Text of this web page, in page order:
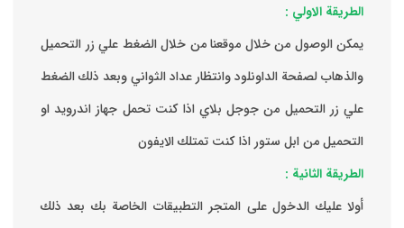
الطريقة الاولي :
يمكن الوصول من خلال موقعنا من خلال الضغط علي زر التحميل
والذهاب لصفحة الداونلود وانتظار عداد الثواني وبعد ذلك الضغط
علي زر التحميل من جوجل بلاي اذا كنت تحمل جهاز اندرويد او
التحميل من ابل ستور اذا كنت تمتلك الايفون
الطريقة الثانية :
‏أولا عليك الدخول على المتجر التطبيقات الخاصة بك ‏بعد ذلك